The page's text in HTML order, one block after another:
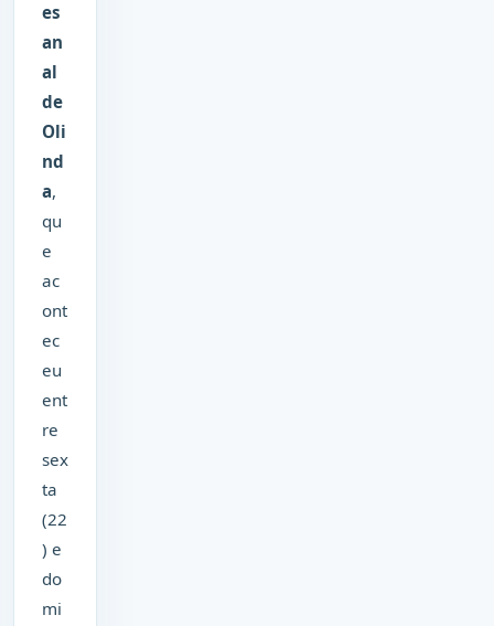
es
an
al
de
Oli
nd
a,
qu
e
ac
ont
ec
eu
ent
re
sex
ta
(22
) e
do
mi